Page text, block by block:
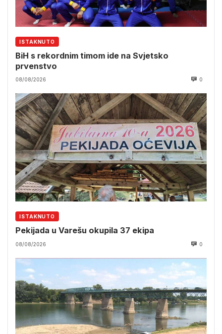
ISTAKNUTO
BiH s rekordnim timom ide na Svjetsko
prvenstvo
08/08/2026 0
ISTAKNUTO
Pekijada u Varešu okupila 37 ekipa
08/08/2026 0